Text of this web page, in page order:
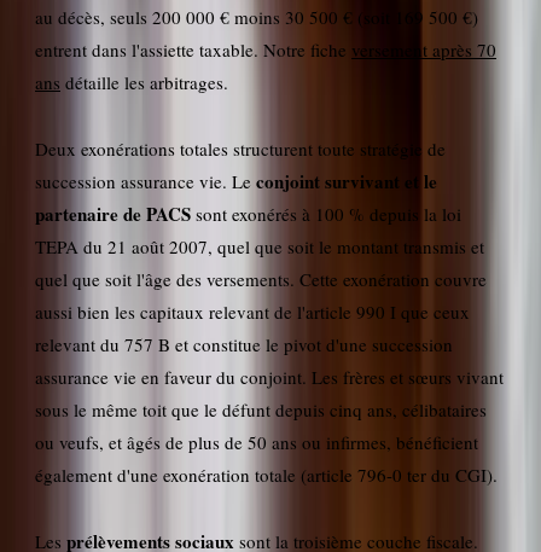
au décès, seuls 200 000 € moins 30 500 € (soit 169 500 €)
entrent dans l'assiette taxable. Notre fiche versement après 70
ans détaille les arbitrages.
Deux exonérations totales structurent toute stratégie de
succession assurance vie. Le conjoint survivant et le
partenaire de PACS sont exonérés à 100 % depuis la loi
TEPA du 21 août 2007, quel que soit le montant transmis et
quel que soit l'âge des versements. Cette exonération couvre
aussi bien les capitaux relevant de l'article 990 I que ceux
relevant du 757 B et constitue le pivot d'une succession
assurance vie en faveur du conjoint. Les frères et sœurs vivant
sous le même toit que le défunt depuis cinq ans, célibataires
ou veufs, et âgés de plus de 50 ans ou infirmes, bénéficient
également d'une exonération totale (article 796-0 ter du CGI).
Les prélèvements sociaux sont la troisième couche fiscale.